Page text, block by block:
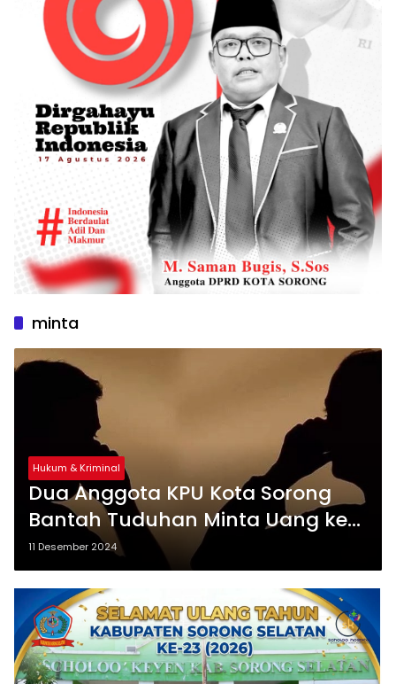
minta
Hukum & Kriminal
Dua Anggota KPU Kota Sorong
Bantah Tuduhan Minta Uang ke
Paslon
11 Desember 2024